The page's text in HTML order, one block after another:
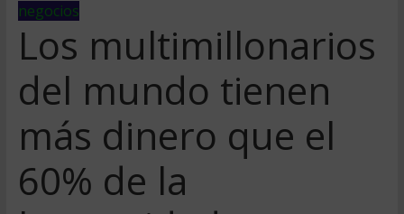
negocios
Los multimillonarios
del mundo tienen
más dinero que el
60% de la